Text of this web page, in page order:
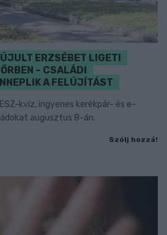
ERZSÉBET LIGETI
– CSALÁDI
A FELÚJÍTÁST
kvíz, ingyenes kerékpár- és e-
augusztus 8-án.
Szólj hozzá!